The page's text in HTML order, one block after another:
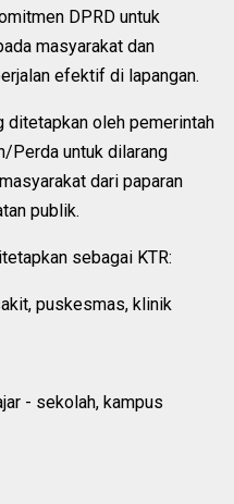
DPRD untuk
masyarakat dan
efektif di lapangan.
ditetapkan oleh pemerintah
Perda untuk dilarang
dari paparan
publik.
sebagai KTR:
puskesmas, klinik
- sekolah, kampus